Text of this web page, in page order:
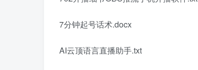
7分钟起号话术.docx
AI云顶语言直播助手.txt